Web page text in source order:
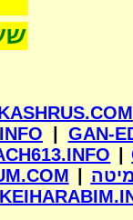
GAN-
|